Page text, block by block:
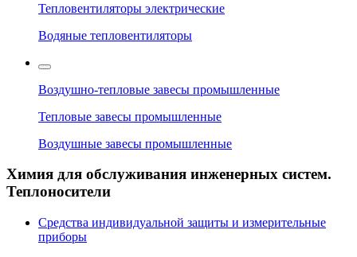
Тепловентиляторы электрические
Водяные тепловентиляторы
Воздушно-тепловые завесы промышленные
Тепловые завесы промышленные
Воздушные завесы промышленные
Химия для обслуживания инженерных систем.
Теплоносители
Средства индивидуальной защиты и измерительные
приборы